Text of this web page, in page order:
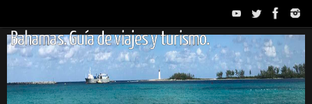
contenido
Bahamas. Guía de viajes y turismo.